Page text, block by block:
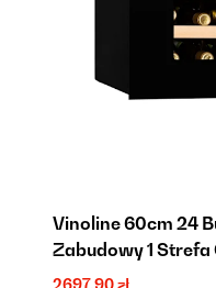
Vinoline 60cm 24
Zabudowy 1